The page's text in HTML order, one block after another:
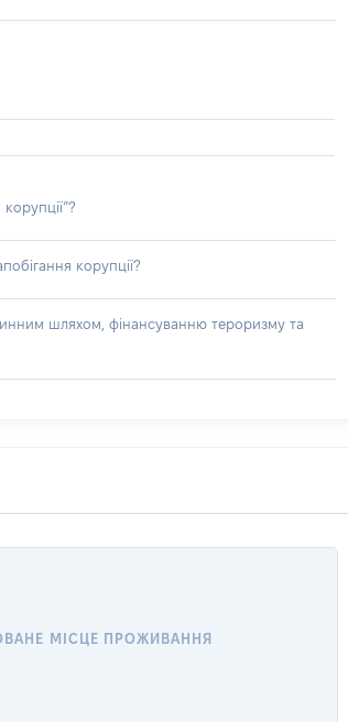
корупції?
шляхом, фінансуванню тероризму та
МІСЦЕ ПРОЖИВАННЯ